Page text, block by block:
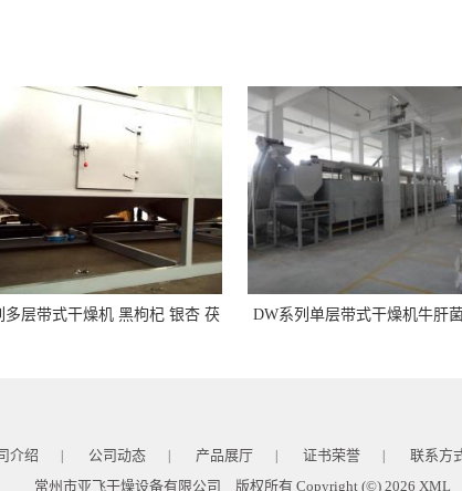
多层带式干燥机 黑枸杞 银杏 茯
DW系列单层带式干燥机牛肝
介绍 公司动态 产品展厅 证书荣誉 联系方
常州市亚飞干燥设备有限公司 版权所有 Copyright (©) 2026 XML